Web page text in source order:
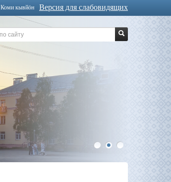
Версия для слабовидящих
Коми кывйöн
1 2 3